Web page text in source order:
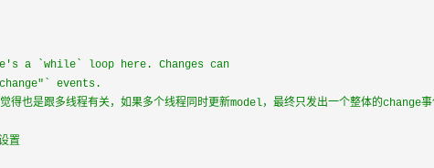
a `while` loop here. Changes can
events.
得也是跟多线程有关，如果多个线程同时更新model，最终只发出一个整体的change
置